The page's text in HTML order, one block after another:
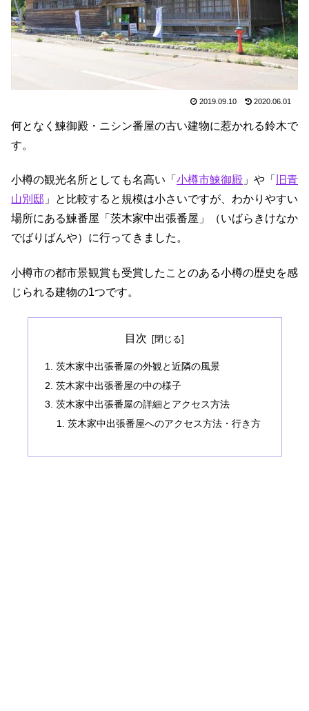
2019.09.10 2020.06.01
何となく鰊御殿・ニシン番屋の古い建物に惹かれる鈴木で
す。
小樽の観光名所としても名高い「 小樽市鰊御殿 」や「
旧青
山別邸 」と比較すると規模は小さいですが、わかりやすい
場所にある鰊番屋「茨木家中出張番屋」（いばらきけなか
でばりばんや）に行ってきました。
小樽市の都市景観賞も受賞したことのある小樽の歴史を感
じられる建物の1つです。
目次
茨木家中出張番屋の外観と近隣の風景
茨木家中出張番屋の中の様子
茨木家中出張番屋の詳細とアクセス方法
茨木家中出張番屋へのアクセス方法・行き方